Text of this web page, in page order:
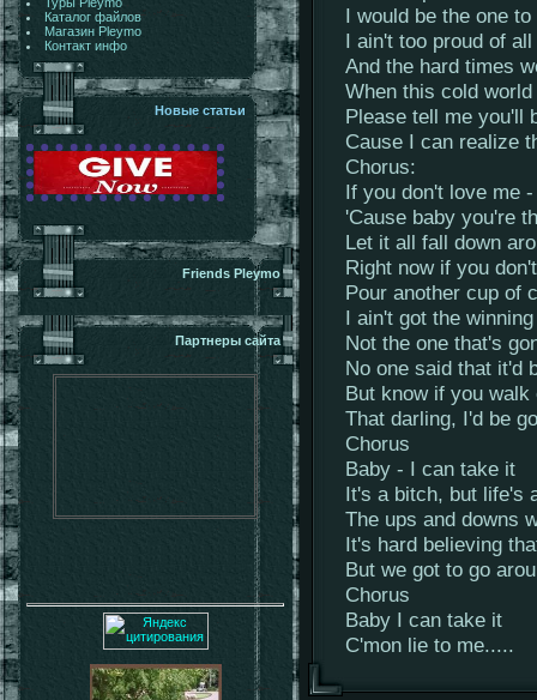
Каталог файлов
Магазин Pleymo
Контакт инфо
Новые статьи
Friends Pleymo
Партнеры сайта
I would be the one
I ain't too proud of
And the hard times
When this cold
Please tell me you'll
Cause I can realize
Chorus:
If you don't love me
'Cause baby you're
Let it all fall down
Right now if you
Pour another cup of
I ain't got the
Not the one that's
No one said that it'd
But know if you walk
That darling, I'd be
Chorus
Baby - I can take it
It's a bitch, but life's
The ups and downs
It's hard believing
But we got to go
Chorus
Baby I can take it
C'mon lie to me.....